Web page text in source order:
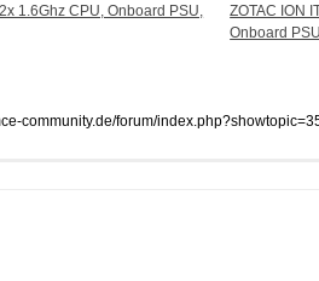
ZOTAC ION
Onboard
community.de/forum/